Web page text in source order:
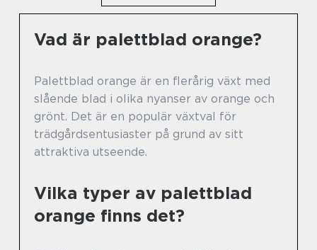
Vad är palettblad orange?
Palettblad orange är en flerårig växt med
slående blad i olika nyanser av orange och
grönt. Det är en populär växtval för
trädgårdsentusiaster på grund av sitt
attraktiva utseende.
Vilka typer av palettblad
orange finns det?